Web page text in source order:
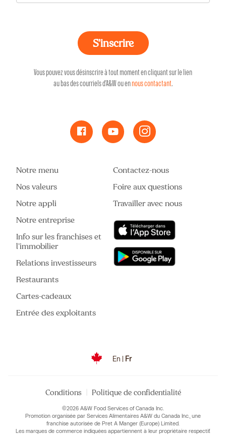
Vous pouvez vous désinscrire à tout moment en cliquant sur le lien
au bas des courriels d’A&W ou ennous contactant.
Notre menu
Nos valeurs
Notre appli
Notre entreprise
Info sur les franchises et
l’immobilier
Relations investisseurs
Restaurants
Cartes-cadeaux
Entrée des exploitants
Contactez-nous
Foire aux questions
Travailler avec nous
En Fr
Conditions| Politique de confidentialité
©2026 A&W Food Services of Canada Inc.
Promotion organisée par Services Alimentaires A&W du Canada Inc., une
franchise autorisée de Pret A Manger (Europe) Limited.
Les marques de commerce indiquées appartiennent à leur propriétaire respectif.